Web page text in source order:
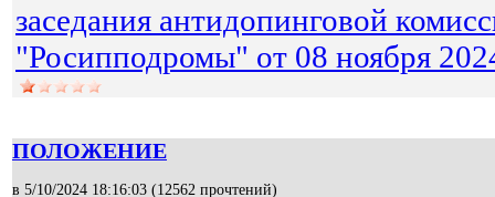
заседания антидопинговой
"Росипподромы" от 08 ноября
ПОЛОЖЕНИЕ
в 5/10/2024 18:16:03 (12562 прочтений)